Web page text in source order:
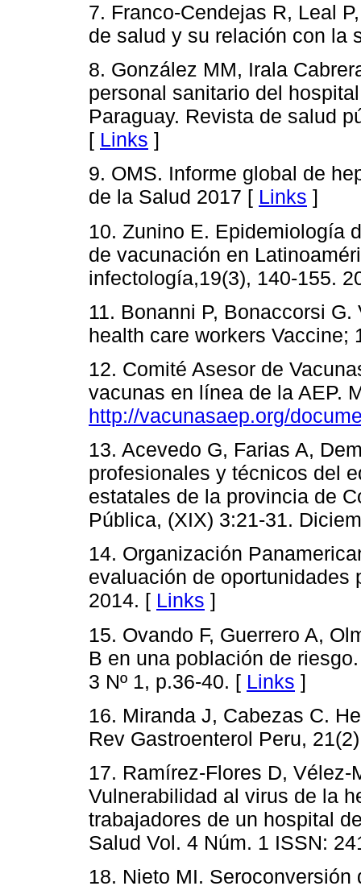
7. Franco-Cendejas R, Leal
de salud y su relación con la
8. González MM, Irala
personal sanitario del
Paraguay. Revista de salud
[ Links ]
9. OMS. Informe global de
de la Salud 2017 [ Links ]
10. Zunino E. Epidemiología
de vacunación en
infectología,19(3), 140-155.
11. Bonanni P, Bonaccorsi
health care workers
12. Comité Asesor de
vacunas en línea de la AEP.
http://vacunasaep.org/
13. Acevedo G, Farias A,
profesionales y técnicos del
estatales de la provincia de
Pública, (XIX) 3:21-31.
14. Organización
evaluación de oportunidades
2014. [ Links ]
15. Ovando F, Guerrero A,
B en una población de
3 Nº 1, p.36-40. [ Links ]
16. Miranda J, Cabezas C.
Rev Gastroenterol Peru,
17. Ramírez-Flores D, Vélez-
Vulnerabilidad al virus de la
trabajadores de un hospital
Salud Vol. 4 Núm. 1 ISSN:
18. Nieto MI.